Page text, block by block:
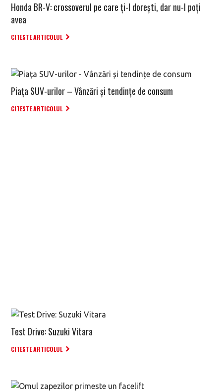
Honda BR-V: crossoverul pe care ți-l dorești, dar nu-l poți
avea
CITESTE ARTICOLUL
Piața SUV-urilor – Vânzări și tendințe de consum
CITESTE ARTICOLUL
Test Drive: Suzuki Vitara
CITESTE ARTICOLUL